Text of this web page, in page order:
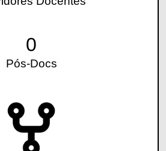
0
Pós-Docs